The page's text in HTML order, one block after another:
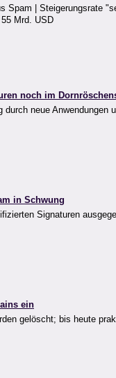
Spam | Steigerungsrate
Mrd. USD
noch im
durch neue
in Schwung
Signaturen
ein
gelöscht; bis heute